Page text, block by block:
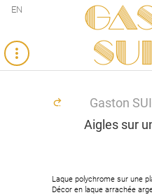
EN
Gaston
Aigles sur
Laque polychrome sur une
Décor en laque arrachée
Laque polychrome sur une
Décor en laque arrachée